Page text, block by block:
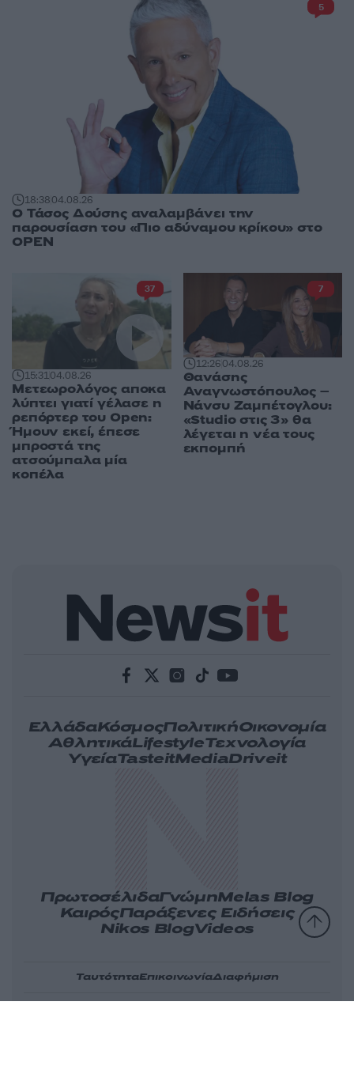
18:3804.08.26
Ο Τάσος Δούσης αναλαμβάνει την
παρουσίαση του «Πιο αδύναμου κρίκου» στο
OPEN
5
15:3104.08.26
Μετεωρολόγος αποκα
λύπτει γιατί γέλασε η
ρεπόρτερ του Open:
Ήμουν εκεί, έπεσε
μπροστά της
ατσούμπαλα μία
κοπέλα
37
12:2604.08.26
Θανάσης
Αναγνωστόπουλος –
Νάνσυ Ζαμπέτογλου:
«Studio στις 3» θα
λέγεται η νέα τους
εκπομπή
7
ΕλλάδαΚόσμοςΠολιτικήΟικονομία
ΑθλητικάLifestyleΤεχνολογία
ΥγείαTasteitMediaDriveit
ΠρωτοσέλιδαΓνώμηMelas Blog
ΚαιρόςΠαράξενες Ειδήσεις
Nikos BlogVideos
ΤαυτότηταΕπικοινωνίαΔιαφήμιση